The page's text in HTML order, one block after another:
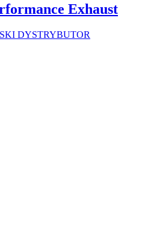
Exhaust
DYSTRYBUTOR